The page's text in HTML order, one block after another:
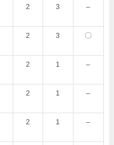
2 3 –
2 3 〇
2 1 –
2 1 –
2 1 –